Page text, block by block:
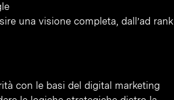
una visione completa, dall’ad rank
con le basi del digital marketing